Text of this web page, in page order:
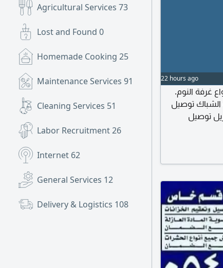
Agricultural Services 73
Lost and Found 0
Homemade Cooking 25
Maintenance Services 91
Cleaning Services 51
Labor Recruitment26
Internet 62
General Services 12
Delivery & Logistics 108
22 hours ago
غرفة النوم.
توصيل
توصيل